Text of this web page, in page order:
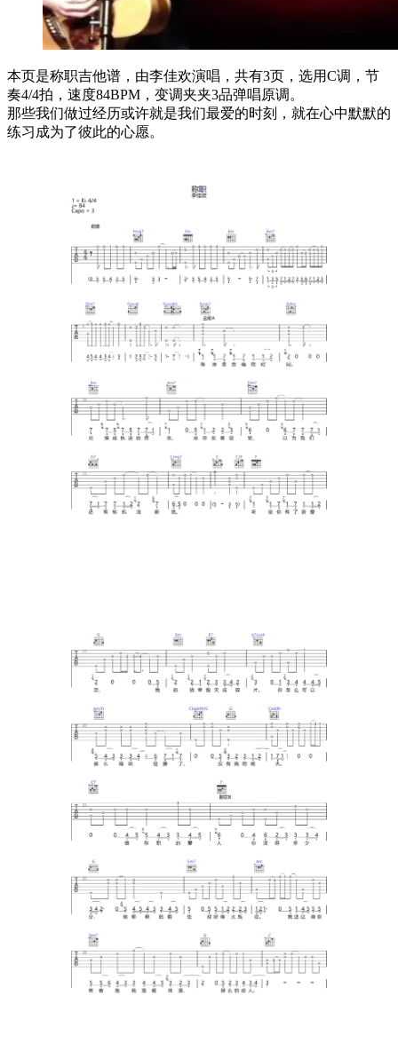
本页是称职吉他谱，由李佳欢演唱，共有3页，选用C调，节
奏4/4拍，速度84BPM，变调夹夹3品弹唱原调。
那些我们做过经历或许就是我们最爱的时刻，就在心中默默的
练习成为了彼此的心愿。